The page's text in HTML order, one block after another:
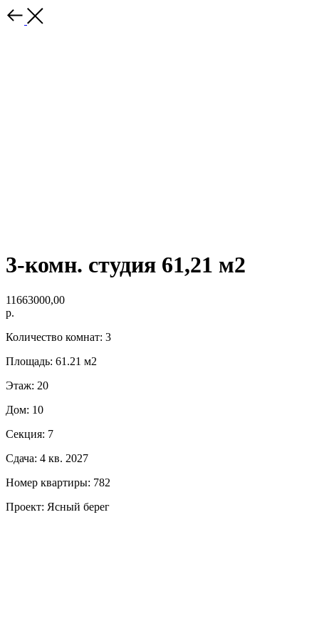
3-комн. студия 61,21 м2
11663000,00
р.
Количество комнат: 3
Площадь: 61.21 м2
Этаж: 20
Дом: 10
Секция: 7
Сдача: 4 кв. 2027
Номер квартиры: 782
Проект: Ясный берег